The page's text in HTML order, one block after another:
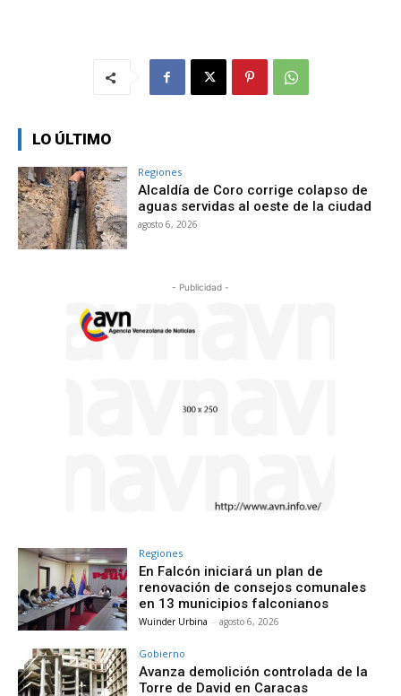
LO ÚLTIMO
Regiones
Alcaldía de Coro corrige colapso de
aguas servidas al oeste de la ciudad
agosto 6, 2026
- Publicidad -
Regiones
En Falcón iniciará un plan de
renovación de consejos comunales
en 13 municipios falconianos
Wuinder Urbina - agosto 6, 2026
Gobierno
Avanza demolición controlada de la
Torre de David en Caracas